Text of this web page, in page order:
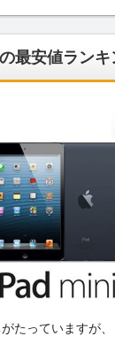
最安値ランキ
たっていますが、